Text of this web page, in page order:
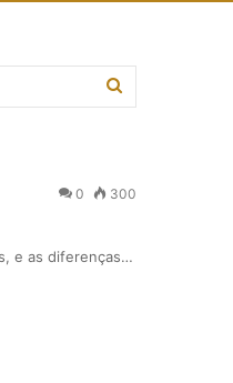
0 300
e as diferenças…